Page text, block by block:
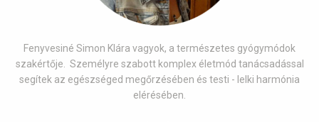
Fenyvesiné Simon Klára vagyok, a természetes gyógymódok
szakértője. Személyre szabott komplex életmód tanácsadással
segítek az egészséged megőrzésében és testi - lelki harmónia
elérésében.